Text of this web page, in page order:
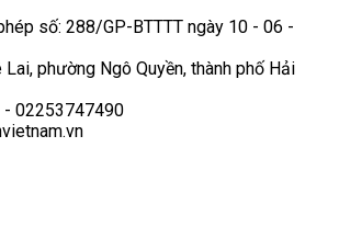
số: 288/GP-BTTTT ngày 10 - 06 -
Lai, phường Ngô Quyền, thành phố Hải
02253747490